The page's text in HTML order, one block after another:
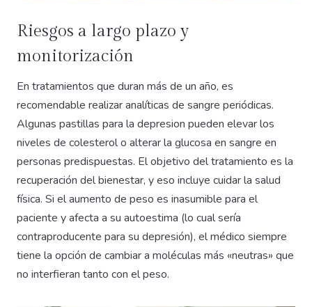
Riesgos a largo plazo y
monitorización
En tratamientos que duran más de un año, es
recomendable realizar analíticas de sangre periódicas.
Algunas pastillas para la depresion pueden elevar los
niveles de colesterol o alterar la glucosa en sangre en
personas predispuestas. El objetivo del tratamiento es la
recuperación del bienestar, y eso incluye cuidar la salud
física. Si el aumento de peso es inasumible para el
paciente y afecta a su autoestima (lo cual sería
contraproducente para su depresión), el médico siempre
tiene la opción de cambiar a moléculas más «neutras» que
no interfieran tanto con el peso.